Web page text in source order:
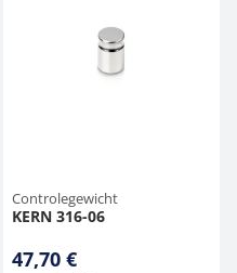
Controlegewicht
KERN 316-06
47,70 €